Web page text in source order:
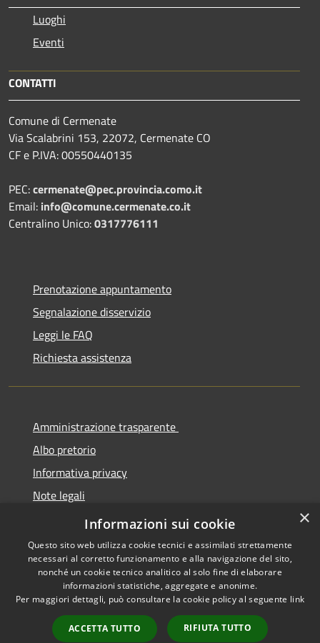
Luoghi
Eventi
CONTATTI
Comune di Cermenate
Via Scalabrini 153, 22072, Cermenate CO
CF e P.IVA: 00550440135
PEC:cermenate@pec.provincia.como.it
Email: info@comune.cermenate.co.it
Centralino Unico:0317776111
Prenotazione appuntamento
Segnalazione disservizio
Leggi le FAQ
Richiesta assistenza
Amministrazione trasparente
Albo pretorio
Informativa privacy
Note legali
Dichiarazione di accessibilità
Accessibilità
Copyright © 2026 • Comune di
Cermenate • Powered by
Municipium•
Accesso
×
Informazioni sui cookie
Questo sito web utilizza cookie tecnici e assimilati strettamente
necessari al corretto funzionamento e alla navigazione del sito,
nonché un cookie tecnico analitico al solo fine di elaborare
informazioni statistiche, aggregate e anonime.
Per maggiori dettagli, può consultare la cookie policy al seguente link
ACCETTA TUTTO RIFIUTA TUTTO